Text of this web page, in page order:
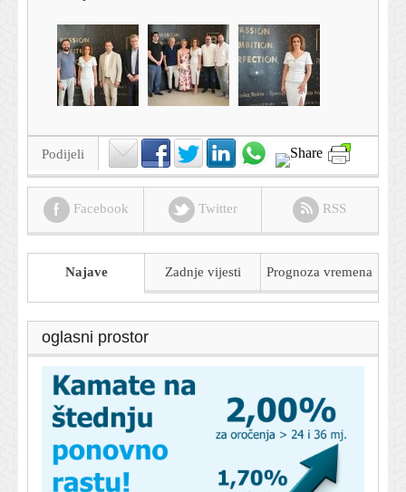
Podijeli
Facebook Twitter RSS
Najave Zadnje vijesti Prognoza vremena
oglasni prostor